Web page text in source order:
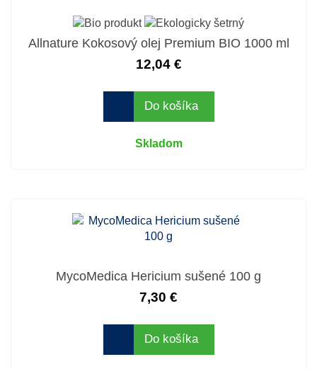
Allnature Kokosový olej Premium BIO 1000 ml
12,04 €
Do košíka
Skladom
MycoMedica Hericium sušené 100 g
7,30 €
Do košíka